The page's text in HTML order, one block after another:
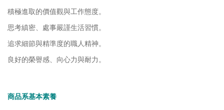
積極進取的價值觀與工作態度。
思考縝密、處事嚴謹生活習慣。
追求細節與精準度的職人精神。
良好的榮譽感、向心力與耐力。
商品系基本素養